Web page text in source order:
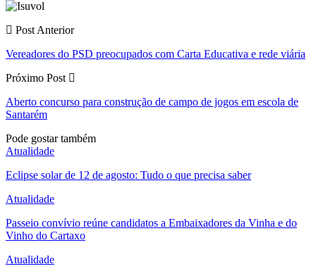
Post Anterior
Vereadores do PSD preocupados com Carta Educativa e rede viária
Próximo Post
Aberto concurso para construção de campo de jogos em escola de
Santarém
Pode gostar também
Atualidade
Eclipse solar de 12 de agosto: Tudo o que precisa saber
Atualidade
Passeio convívio reúne candidatos a Embaixadores da Vinha e do
Vinho do Cartaxo
Atualidade